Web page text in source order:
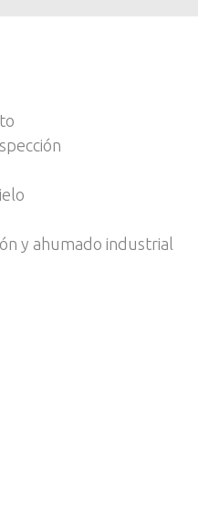
y ahumado industrial